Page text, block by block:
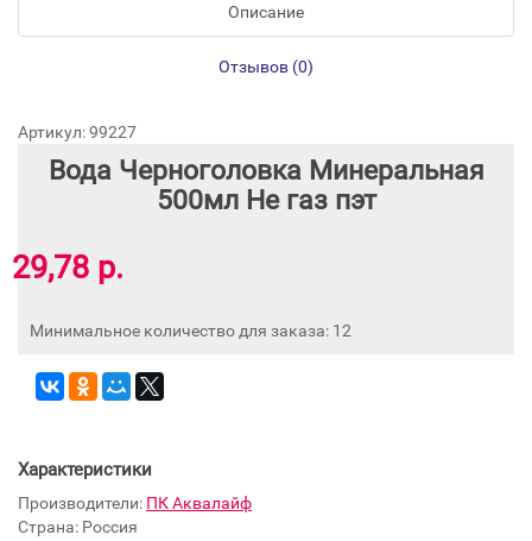
Описание
Отзывов (0)
Артикул: 99227
Вода Черноголовка Минеральная
500мл Не газ пэт
29,78 р.
Минимальное количество для заказа: 12
Характеристики
Производители: ПК Аквалайф
Страна: Россия